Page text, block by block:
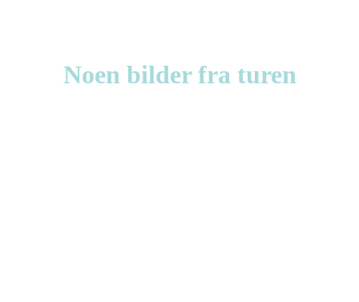
Noen bilder fra turen